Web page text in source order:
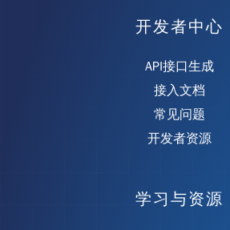
开发者中心
API接口生成
接入文档
常见问题
开发者资源
学习与资源